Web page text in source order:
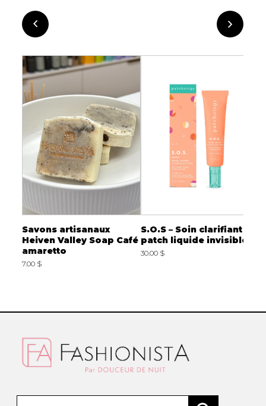
Savons artisanaux
Heiven Valley Soap Café
amaretto
7.00 $
S.O.S – Soin clarifiant en
patch liquide invisible
30.00 $